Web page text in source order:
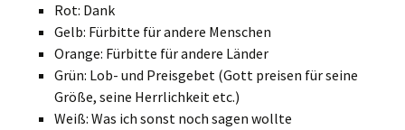
Rot: Dank
Gelb: Fürbitte für andere Menschen
Orange: Fürbitte für andere Länder
Grün: Lob- und Preisgebet (Gott preisen für seine
Größe, seine Herrlichkeit etc.)
Weiß: Was ich sonst noch sagen wollte